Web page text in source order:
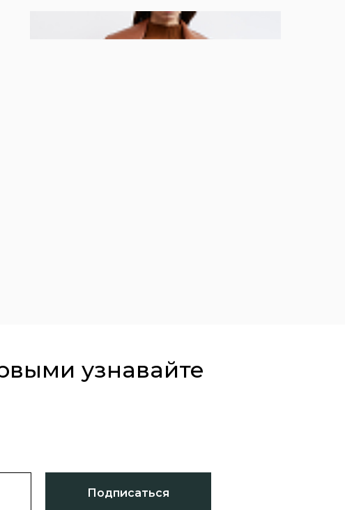
узнавайте
Подписаться